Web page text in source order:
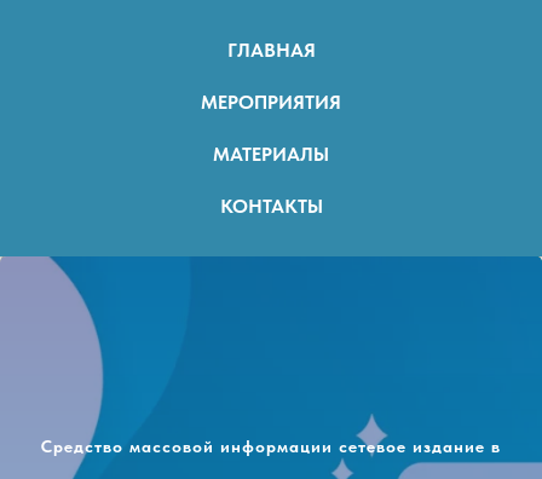
ГЛАВНАЯ
МЕРОПРИЯТИЯ
МАТЕРИАЛЫ
КОНТАКТЫ
Средство массовой информации сетевое издание в